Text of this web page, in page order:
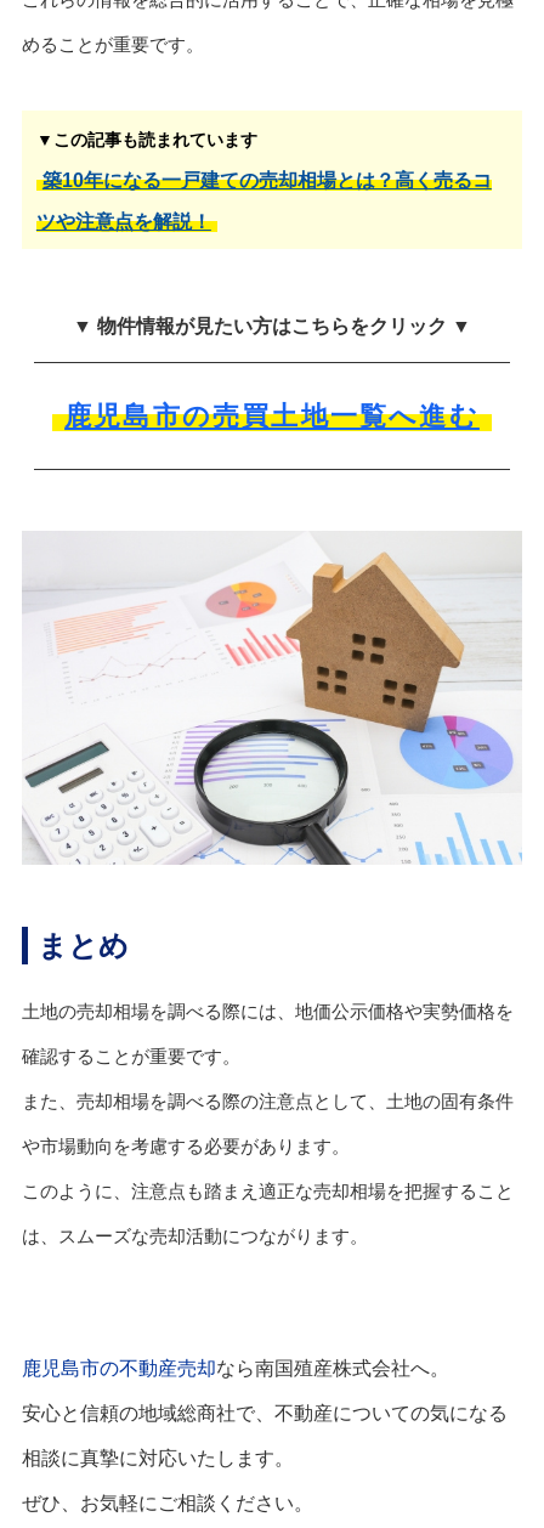
めることが重要です。
▼この記事も読まれています
築10年になる一戸建ての売却相場とは？高く売るコ
ツや注意点を解説！
▼ 物件情報が見たい方はこちらをクリック ▼
鹿児島市の売買土地一覧へ進む
まとめ
土地の売却相場を調べる際には、地価公示価格や実勢価格を
確認することが重要です。
また、売却相場を調べる際の注意点として、土地の固有条件
や市場動向を考慮する必要があります。
このように、注意点も踏まえ適正な売却相場を把握すること
は、スムーズな売却活動につながります。
鹿児島市の不動産売却なら南国殖産株式会社へ。
安心と信頼の地域総商社で、不動産についての気になる
相談に真摯に対応いたします。
ぜひ、お気軽にご相談ください。